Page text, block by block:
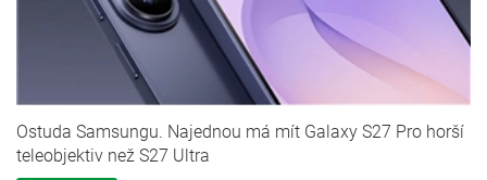
Ostuda Samsungu. Najednou má mít Galaxy S27 Pro horší
teleobjektiv než S27 Ultra